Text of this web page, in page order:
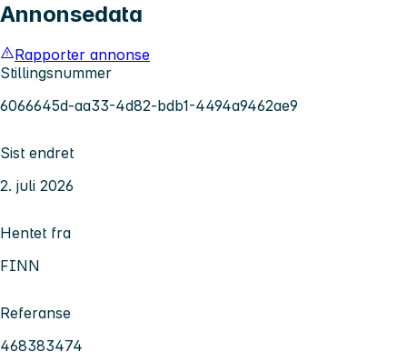
Annonsedata
Rapporter annonse
Stillingsnummer
6066645d-aa33-4d82-bdb1-4494a9462ae9
Sist endret
2. juli 2026
Hentet fra
FINN
Referanse
468383474